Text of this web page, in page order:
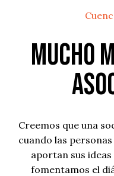
Mucho
Creemos que una
cuando las
aportan sus
fomentamos el